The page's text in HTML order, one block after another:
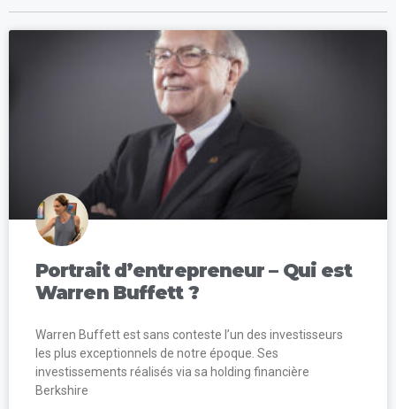
Portrait d’entrepreneur – Qui est
Warren Buffett ?
Warren Buffett est sans conteste l’un des investisseurs
les plus exceptionnels de notre époque. Ses
investissements réalisés via sa holding financière
Berkshire